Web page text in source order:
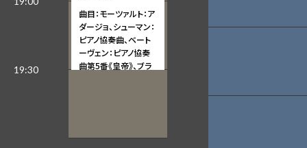
曲目：モーツァルト：ア
ダージョ、シューマン：
ピアノ協奏曲、ベート
ーヴェン：ピアノ協奏
曲第5番《皇帝》、ブラ